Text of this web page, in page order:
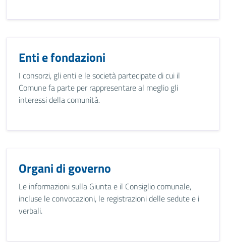
Enti e fondazioni
I consorzi, gli enti e le società partecipate di cui il
Comune fa parte per rappresentare al meglio gli
interessi della comunità.
Organi di governo
Le informazioni sulla Giunta e il Consiglio comunale,
incluse le convocazioni, le registrazioni delle sedute e i
verbali.